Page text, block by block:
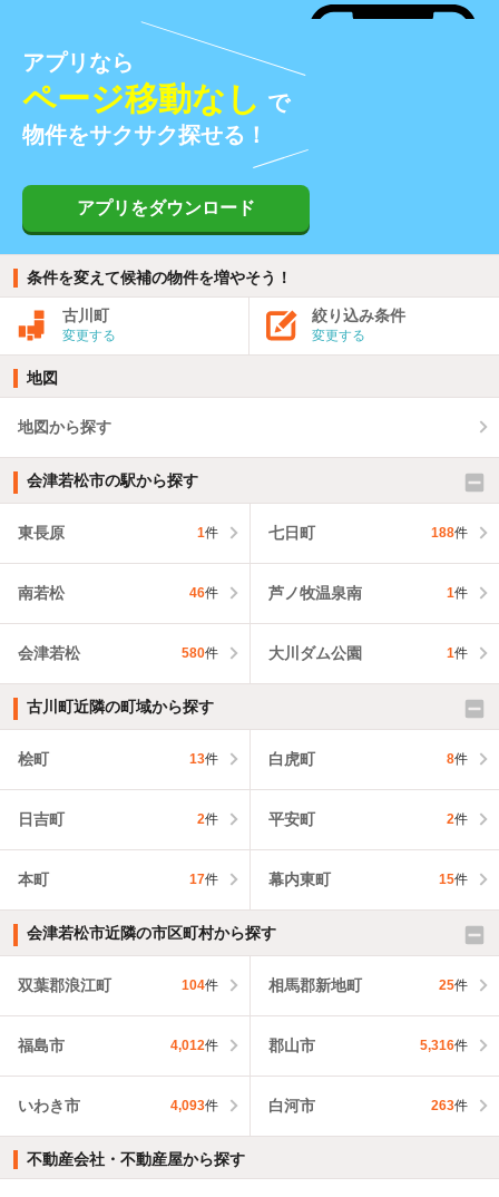
アプリなら
ページ移動なし で
物件をサクサク探せる！
アプリをダウンロード
条件を変えて候補の物件を増やそう！
古川町
変更する
絞り込み条件
変更する
地図
地図から探す
会津若松市の駅から探す
東長原 1件 七日町 188件
南若松 46件 芦ノ牧温泉南 1件
会津若松 580件 大川ダム公園 1件
古川町近隣の町域から探す
桧町 13件 白虎町 8件
日吉町 2件 平安町 2件
本町 17件 幕内東町 15件
会津若松市近隣の市区町村から探す
双葉郡浪江町 104件 相馬郡新地町 25件
福島市 4,012件 郡山市 5,316件
いわき市 4,093件 白河市 263件
不動産会社・不動産屋から探す